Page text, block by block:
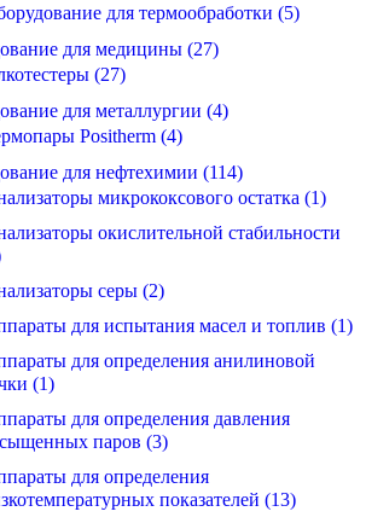
для термообработки (5)
для медицины (27)
(27)
для металлургии (4)
Positherm (4)
для нефтехимии (114)
микрококсового остатка (1)
окислительной стабильности
серы (2)
для испытания масел и топлив (1)
для определения анилиновой
(1)
для определения давления
паров (3)
для определения
показателей (13)